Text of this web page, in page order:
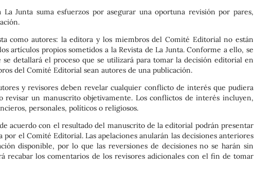
Junta suma esfuerzos por asegurar una oportuna revisión por pares,
como autores: la editora y los miembros del Comité Editorial no están
artículos propios sometidos a la Revista de La Junta. Conforme a ello, se
detallará el proceso que se utilizará para tomar la decisión editorial en
del Comité Editorial sean autores de una publicación.
y revisores deben revelar cualquier conflicto de interés que pudiera
revisar un manuscrito objetivamente. Los conflictos de interés incluyen,
personales, políticos o religiosos.
acuerdo con el resultado del manuscrito de la editorial podrán presentar
el Comité Editorial. Las apelaciones anularán las decisiones anteriores
disponible, por lo que las reversiones de decisiones no se harán sin
recabar los comentarios de los revisores adicionales con el fin de tomar